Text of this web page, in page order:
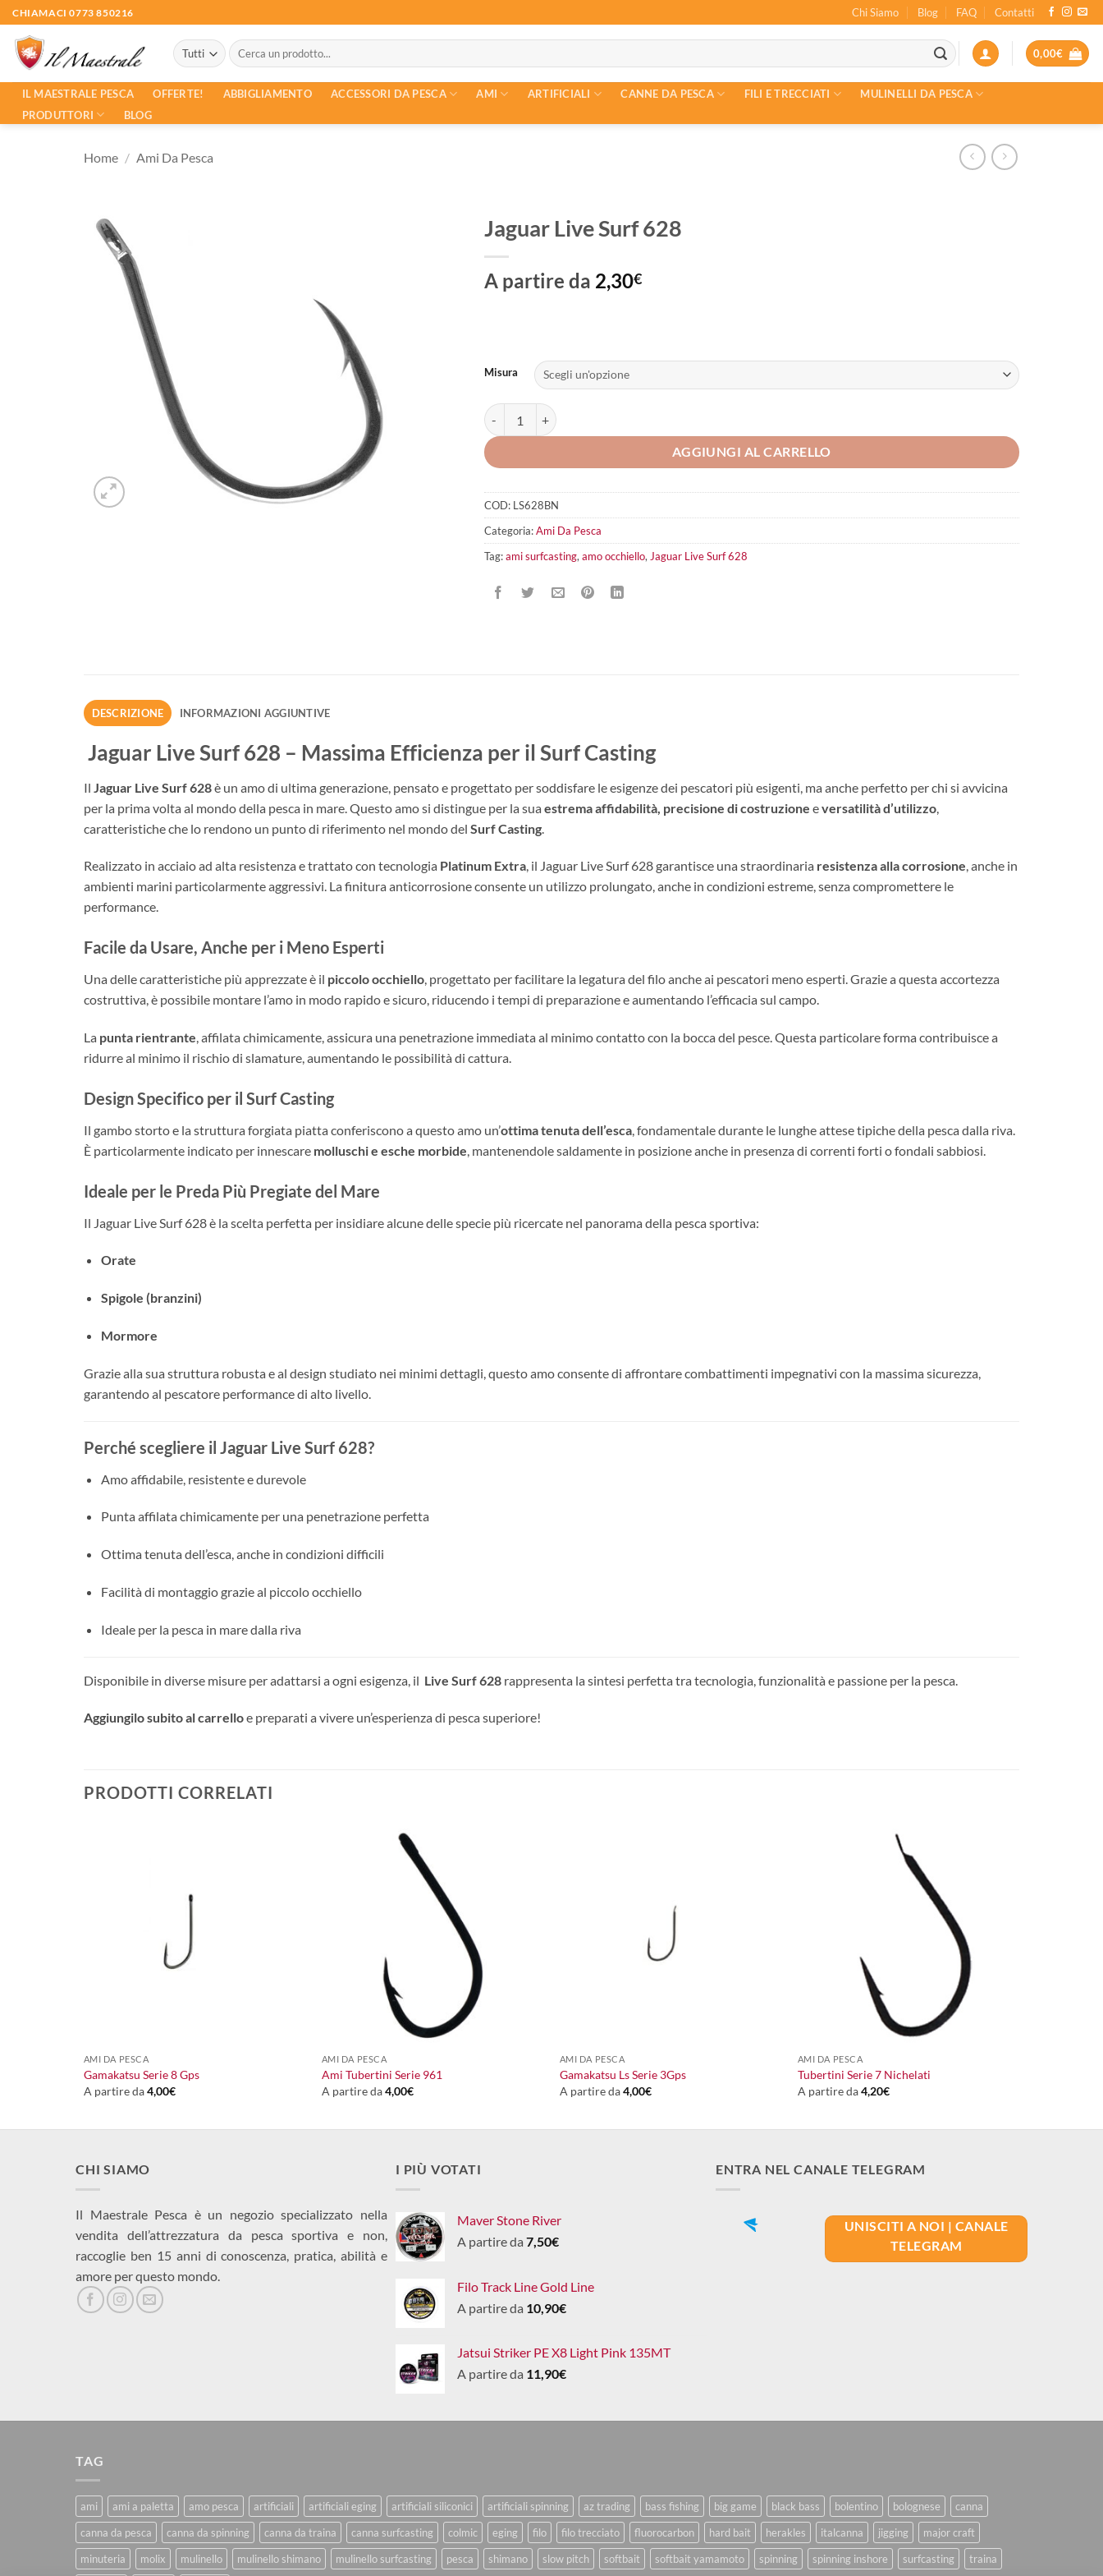
Salta
ai
contenuti
CHIAMACI 0773 850216 Chi Siamo Blog FAQ Contatti
Cerca:
0,00€
IL MAESTRALE PESCA OFFERTE! ABBIGLIAMENTO ACCESSORI DA PESCA AMI ARTIFICIALI CANNE DA PESCA FILI E TRECCIATI
MULINELLI DA PESCA
PRODUTTORI
BLOG
Home / Ami Da Pesca
Jaguar Live Surf 628
A partire da 2,30€
Misura
Jaguar Live Surf 628 quantità
AGGIUNGI AL CARRELLO
COD: LS628BN
Categoria:Ami Da Pesca
Tag:ami surfcasting, amo occhiello, Jaguar Live Surf 628
DESCRIZIONE INFORMAZIONI AGGIUNTIVE
Jaguar Live Surf 628 – Massima Efficienza per il Surf Casting
Il Jaguar Live Surf 628è un amo di ultima generazione, pensato e progettato per soddisfare le esigenze dei pescatori più esigenti, ma anche perfetto per chi si avvicina
per la prima volta al mondo della pesca in mare. Questo amo si distingue per la sua estrema affidabilità, precisione di costruzione eversatilità d’utilizzo
caratteristiche che lo rendono un punto di riferimento nel mondo del Surf Casting
Realizzato in acciaio ad alta resistenza e trattato con tecnologia Platinum Extra, il Jaguar Live Surf 628 garantisce una straordinaria resistenza alla corrosione, anche in
ambienti marini particolarmente aggressivi. La finitura anticorrosione consente un utilizzo prolungato, anche in condizioni estreme, senza compromettere le
performance.
Facile da Usare, Anche per i Meno Esperti
Una delle caratteristiche più apprezzate è il piccolo occhiello, progettato per facilitare la legatura del filo anche ai pescatori meno esperti. Grazie a questa accortezza
costruttiva, è possibile montare l’amo in modo rapido e sicuro, riducendo i tempi di preparazione e aumentando l’efficacia sul campo.
La punta rientrante, affilata chimicamente, assicura una penetrazione immediata al minimo contatto con la bocca del pesce. Questa particolare forma contribuisce a
ridurre al minimo il rischio di slamature, aumentando le possibilità di cattura.
Design Specifico per il Surf Casting
Il gambo storto e la struttura forgiata piatta conferiscono a questo amo un’ottima tenuta dell’esca, fondamentale durante le lunghe attese tipiche della pesca dalla riva.
È particolarmente indicato per innescare molluschi e esche morbide, mantenendole saldamente in posizione anche in presenza di correnti forti o fondali sabbiosi.
Ideale per le Preda Più Pregiate del Mare
Il Jaguar Live Surf 628 è la scelta perfetta per insidiare alcune delle specie più ricercate nel panorama della pesca sportiva:
Orate
Spigole (branzini)
Mormore
Grazie alla sua struttura robusta e al design studiato nei minimi dettagli, questo amo consente di affrontare combattimenti impegnativi con la massima sicurezza,
garantendo al pescatore performance di alto livello.
Perché scegliere il Jaguar Live Surf 628?
Amo affidabile, resistente e durevole
Punta affilata chimicamente per una penetrazione perfetta
Ottima tenuta dell’esca, anche in condizioni difficili
Facilità di montaggio grazie al piccolo occhiello
Ideale per la pesca in mare dalla riva
Disponibile in diverse misure per adattarsi a ogni esigenza, il Live Surf 628 rappresenta la sintesi perfetta tra tecnologia, funzionalità e passione per la pesca.
Aggiungilo subito al carrelloe preparati a vivere un’esperienza di pesca superiore!
PRODOTTI CORRELATI
AMI DA PESCA
Gamakatsu Serie 8 Gps
A partire da4,00€
AMI DA PESCA
Ami Tubertini Serie 961
A partire da4,00€
AMI DA PESCA
Gamakatsu Ls Serie 3Gps
A partire da4,00€
AMI DA PESCA
Tubertini Serie 7 Nichelati
A partire da4,20€
CHI SIAMO
Il Maestrale Pesca è un negozio specializzato nella
vendita dell’attrezzatura da pesca sportiva e non,
raccoglie ben 15 anni di conoscenza, pratica, abilità e
amore per questo mondo.
I PIÙ VOTATI
Maver Stone River
A partire da 7,50€
Filo Track Line Gold Line
A partire da 10,90€
Jatsui Striker PE X8 Light Pink 135MT
A partire da 11,90€
ENTRA NEL CANALE TELEGRAM
UNISCITI A NOI | CANALE
TELEGRAM
TAG
ami ami a paletta amo pesca artificiali artificiali eging artificiali siliconici artificiali spinning az trading bass fishing big game black bass bolentino bolognese
canna
canna da pesca
canna da spinning canna da traina canna surfcasting colmic eging filo filo trecciato fluorocarbon hard bait herakles italcanna jigging
major craft
minuteria
molix mulinello mulinello shimano mulinello surfcasting pesca shimano slow pitch softbait softbait yamamoto spinning spinning inshore surfcasting traina